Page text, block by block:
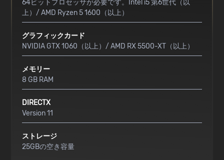
64ビットプロセッサが必要です。Intel i5 第6世代（以
上）/ AMD Ryzen 5 1600（以上）
グラフィックカード
NVIDIA GTX 1060（以上）/ AMD RX 5500-XT（以上）
メモリー
8 GB RAM
DIRECTX
Version 11
ストレージ
25GBの空き容量